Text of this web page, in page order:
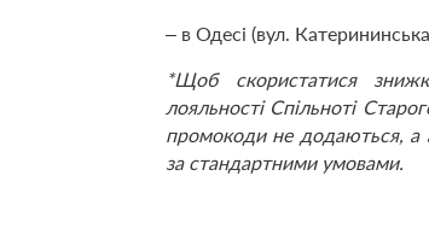
– в Одесі (вул.
*Щоб скористатися
лояльності Спільноті
промокоди не додаються, а
за стандартними умовами.